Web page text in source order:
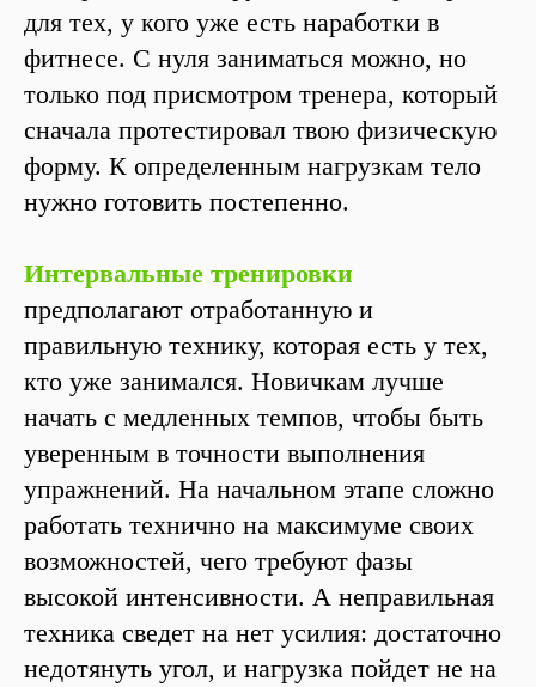
для тех, у кого уже есть наработки в
фитнесе. С нуля заниматься можно, но
только под присмотром тренера, который
сначала протестировал твою физическую
форму. К определенным нагрузкам тело
нужно готовить постепенно.
Интервальные тренировки
предполагают отработанную и
правильную технику, которая есть у тех,
кто уже занимался. Новичкам лучше
начать с медленных темпов, чтобы быть
уверенным в точности выполнения
упражнений. На начальном этапе сложно
работать технично на максимуме своих
возможностей, чего требуют фазы
высокой интенсивности. А неправильная
техника сведет на нет усилия: достаточно
недотянуть угол, и нагрузка пойдет не на